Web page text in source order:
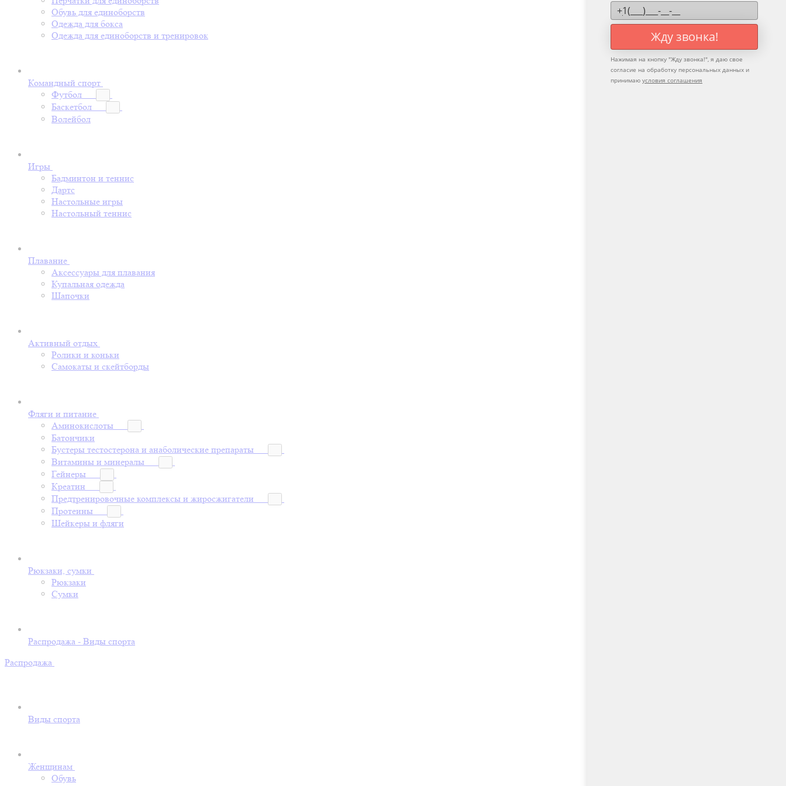
Обувь для единоборств
Одежда для бокса
Одежда для единоборств и тренировок
Командный спорт
Футбол
Баскетбол
Волейбол
Игры
Бадминтон и теннис
Дартс
Настольные игры
Настольный теннис
Плавание
Аксессуары для плавания
Купальная одежда
Шапочки
Активный отдых
Ролики и коньки
Самокаты и скейтборды
Фляги и питание
Аминокислоты
Батончики
Бустеры тестостерона и анаболические препараты
Витамины и минералы
Гейнеры
Креатин
Предтренировочные комплексы и жиросжигатели
Протеины
Шейкеры и фляги
Рюкзаки, сумки
Рюкзаки
Сумки
Распродажа - Виды спорта
Распродажа
Виды спорта
Женщинам
Обувь
Жду звонка!
Нажимая на кнопку "Жду звонка!", я даю свое
согласие на обработку персональных данных и
принимаю условия соглашения